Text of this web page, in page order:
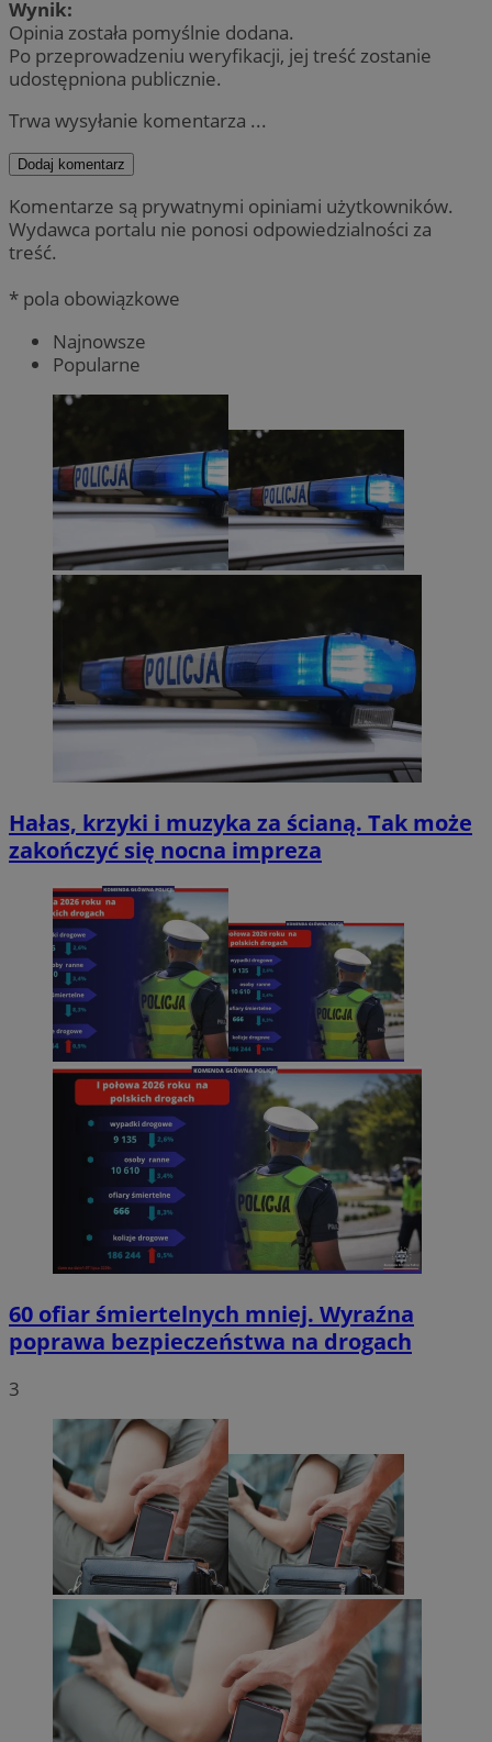
Wynik:
Opinia została pomyślnie dodana.
Po przeprowadzeniu weryfikacji, jej treść zostanie
udostępniona publicznie.
Trwa wysyłanie komentarza ...
Dodaj komentarz
Komentarze są prywatnymi opiniami użytkowników.
Wydawca portalu nie ponosi odpowiedzialności za
treść.
* pola obowiązkowe
Najnowsze
Popularne
Hałas, krzyki i muzyka za ścianą. Tak może
zakończyć się nocna impreza
60 ofiar śmiertelnych mniej. Wyraźna
poprawa bezpieczeństwa na drogach
3